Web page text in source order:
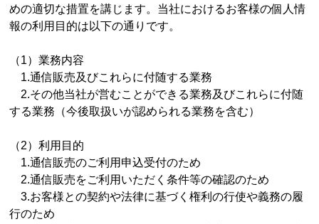
めの適切な措置を講じます。当社におけるお客様の個人情
報の利用目的は以下の通りです。
（1）業務内容
1.通信販売及びこれらに付随する業務
2.その他当社が営むことができる業務及びこれらに付随
する業務（今後取扱いが認められる業務を含む）
（2）利用目的
1.通信販売のご利用申込受付のため
2.通信販売をご利用いただく条件等の確認のため
3.お客様との契約や法律に基づく権利の行使や義務の履
行のため